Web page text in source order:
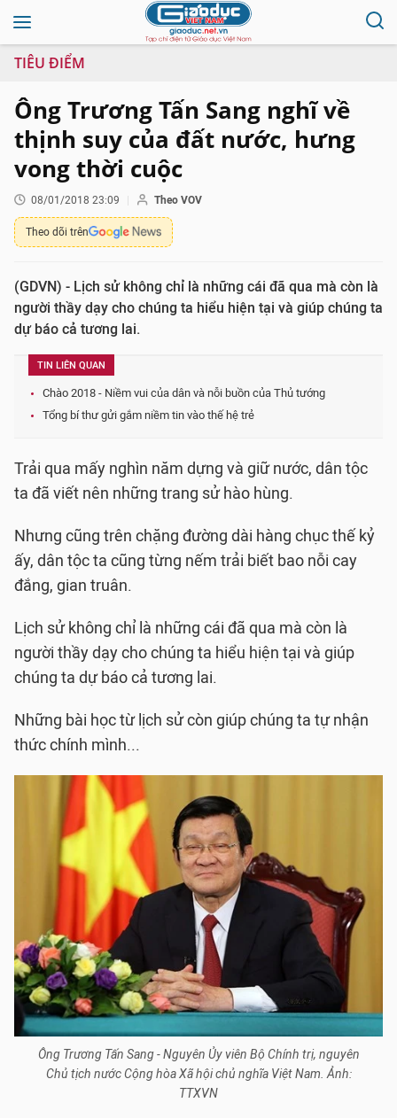
TIÊU ĐIỂM
Ông Trương Tấn Sang nghĩ về
thịnh suy của đất nước, hưng
vong thời cuộc
08/01/2018 23:09 Theo VOV
Theo dõi trên
(GDVN) - Lịch sử không chỉ là những cái đã qua mà còn là
người thầy dạy cho chúng ta hiểu hiện tại và giúp chúng ta
dự báo cả tương lai.
TIN LIÊN QUAN
Chào 2018 - Niềm vui của dân và nỗi buồn của Thủ tướng
Tổng bí thư gửi gắm niềm tin vào thế hệ trẻ
Trải qua mấy nghìn năm dựng và giữ nước, dân tộc
ta đã viết nên những trang sử hào hùng.
Nhưng cũng trên chặng đường dài hàng chục thế kỷ
ấy, dân tộc ta cũng từng nếm trải biết bao nỗi cay
đắng, gian truân.
Lịch sử không chỉ là những cái đã qua mà còn là
người thầy dạy cho chúng ta hiểu hiện tại và giúp
chúng ta dự báo cả tương lai.
Những bài học từ lịch sử còn giúp chúng ta tự nhận
thức chính mình...
Ông Trương Tấn Sang - Nguyên Ủy viên Bộ Chính trị, nguyên
Chủ tịch nước Cộng hòa Xã hội chủ nghĩa Việt Nam. Ảnh:
TTXVN